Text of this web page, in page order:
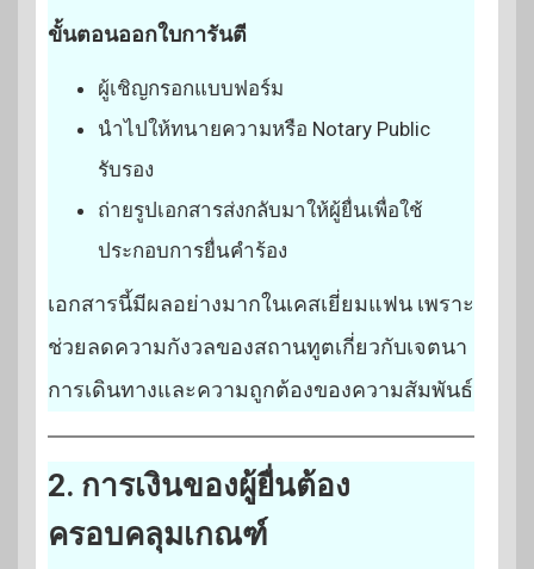
ขั้นตอนออกใบการันตี
ผู้เชิญกรอกแบบฟอร์ม
นำไปให้ทนายความหรือ Notary Public
รับรอง
ถ่ายรูปเอกสารส่งกลับมาให้ผู้ยื่นเพื่อใช้
ประกอบการยื่นคำร้อง
เอกสารนี้มีผลอย่างมากในเคสเยี่ยมแฟน เพราะ
ช่วยลดความกังวลของสถานทูตเกี่ยวกับเจตนา
การเดินทางและความถูกต้องของความสัมพันธ์
2. การเงินของผู้ยื่นต้อง
ครอบคลุมเกณฑ์